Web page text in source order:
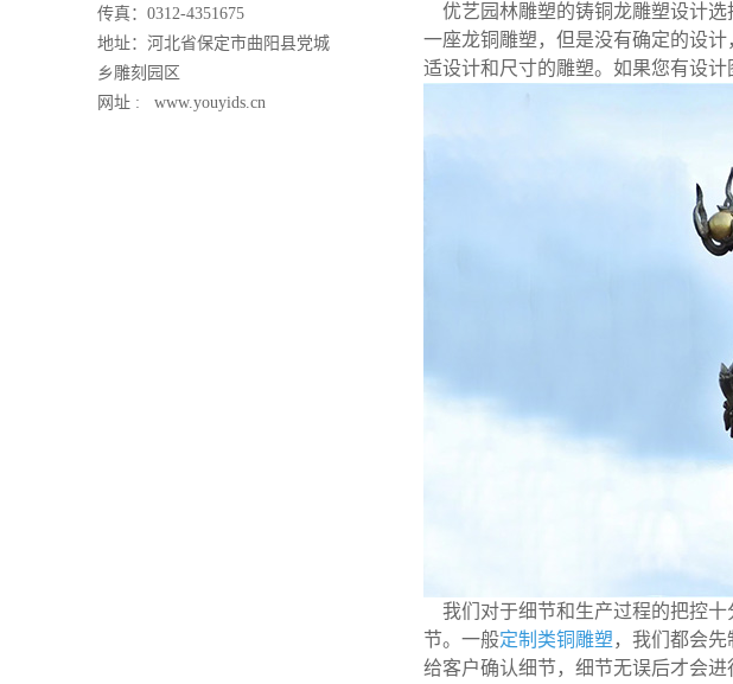
传真：0312-4351675
地址：河北省保定市曲阳县党城
乡雕刻园区
网址 : www.youyids.cn
优艺园林雕塑的铸铜龙雕塑设计选
一座龙铜雕塑，但是没有确定的设
适设计和尺寸的雕塑。如果您有设计
我们对于细节和生产过程的把控十
节。一般定制类铜雕塑 ，我们都会
给客户确认细节，细节无误后才会